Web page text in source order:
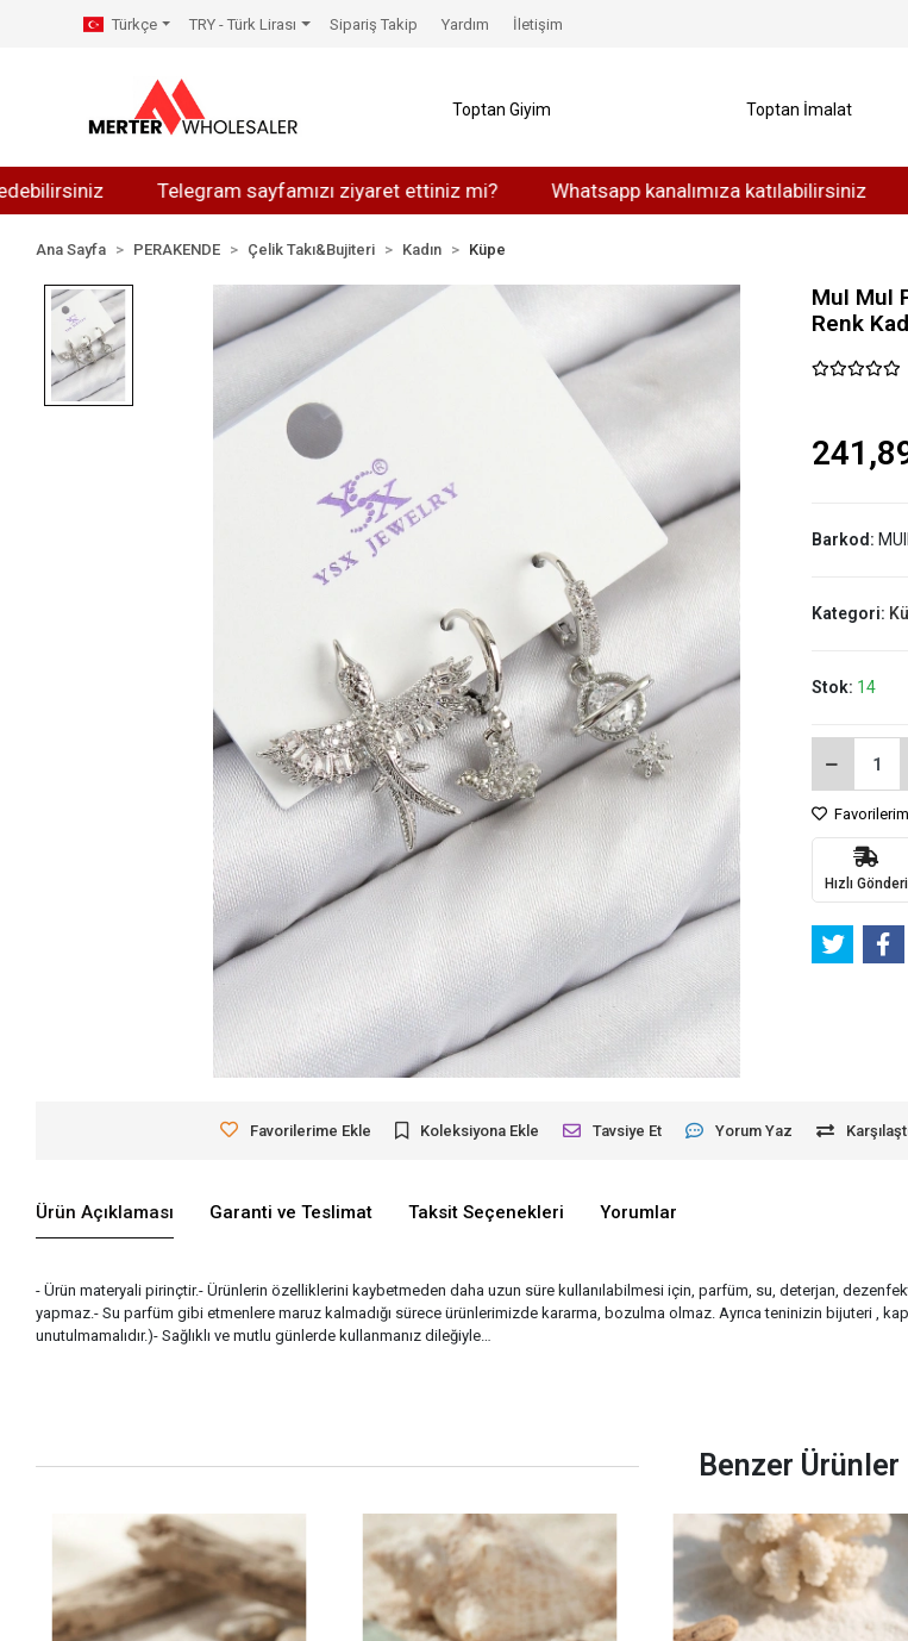
Telegram sayfamızı ziyaret ettiniz mi? Whatsapp kanalımıza katılabilirsiniz
Türkçe TRY - Türk Lirası Sipariş Takip Yardım İletişim
Toptan Giyim Toptan İmalat
Ana Sayfa PERAKENDE Çelik Takı&Bujiteri Kadın Küpe
MuI MuI
Renk
Barkod:
Kategori:
Stok: 14
Hızlı Gönderi
Favorilerime Ekle Koleksiyona Ekle Tavsiye Et Yorum Yaz
Ürün Açıklaması Garanti ve Teslimat Taksit Seçenekleri Yorumlar
- Ürün materyali pirinçtir.- Ürünlerin özelliklerini kaybetmeden daha uzun süre kullanılabilmesi için, parfüm, su, deterjan,
yapmaz.- Su parfüm gibi etmenlere maruz kalmadığı sürece ürünlerimizde kararma, bozulma olmaz. Ayrıca teninizin bijuteri ,
unutulmamalıdır.)- Sağlıklı ve mutlu günlerde kullanmanız dileğiyle…
Benzer Ürünler